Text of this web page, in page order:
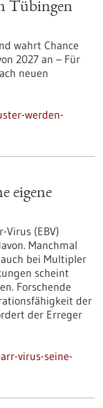
Tübingen
wahrt Chance
2027 an – Für
neuen
werden-
eigene
Virus (EBV)
Manchmal
auch bei Multipler
scheint
Forschende
der
der Erreger
virus-seine-